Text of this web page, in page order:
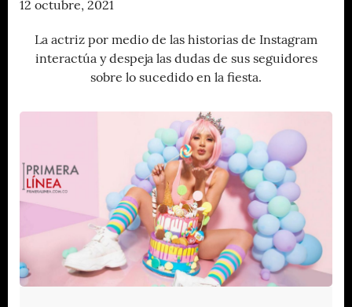
12 octubre, 2021
La actriz por medio de las historias de Instagram
interactúa y despeja las dudas de sus seguidores
sobre lo sucedido en la fiesta.